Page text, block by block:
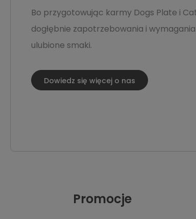
Bo przygotowując karmy Dogs Plate i
dogłębnie zapotrzebowania i
ulubione smaki.
Dowiedz się więcej o nas
Promocje